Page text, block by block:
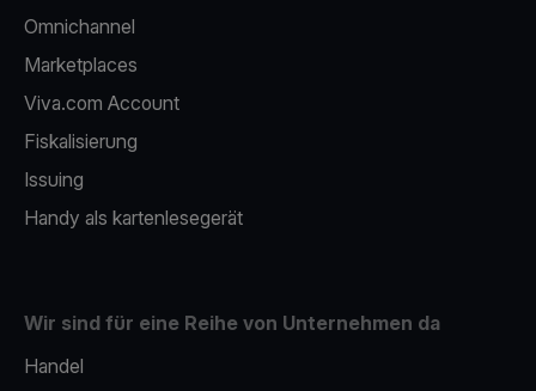
Omnichannel
Marketplaces
Viva.com Account
Fiskalisierung
Issuing
Handy als kartenlesegerät
Wir sind für eine Reihe von Unternehmen da
Handel